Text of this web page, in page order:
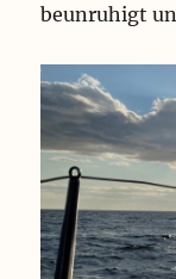
beunruhigt